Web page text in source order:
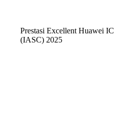
Prestasi Excellent Huawei
(IASC) 2025